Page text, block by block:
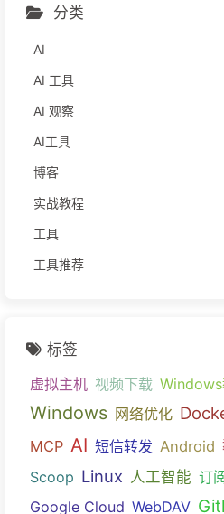
分类
AI
AI 工具
AI 观察
AI工具
博客
实战教程
工具
工具推荐
标签
虚拟主机 视频下载
Windows 网络优化
MCP AI 短信转发 Android
Scoop Linux 人工智能 订
Google Cloud WebDAV